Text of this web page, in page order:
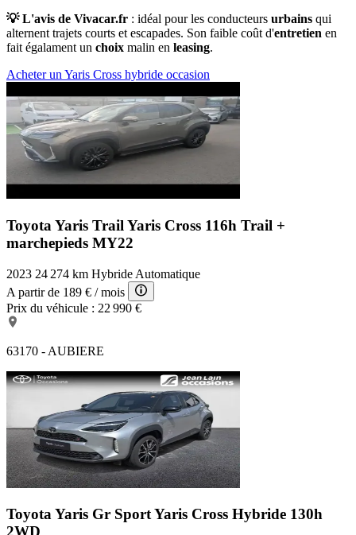
💡 L'avis de Vivacar.fr : idéal pour les conducteurs urbains qui
alternent trajets courts et escapades. Son faible coût d'entretien en
fait égalament un choix malin en leasing.
Acheter un Yaris Cross hybride occasion
Toyota Yaris Trail Yaris Cross 116h Trail +
marchepieds MY22
2023 24 274 km Hybride Automatique
A partir de 189 € / mois
Prix du véhicule : 22 990 €
63170 - AUBIERE
Toyota Yaris Gr SportYaris Cross Hybride 130h